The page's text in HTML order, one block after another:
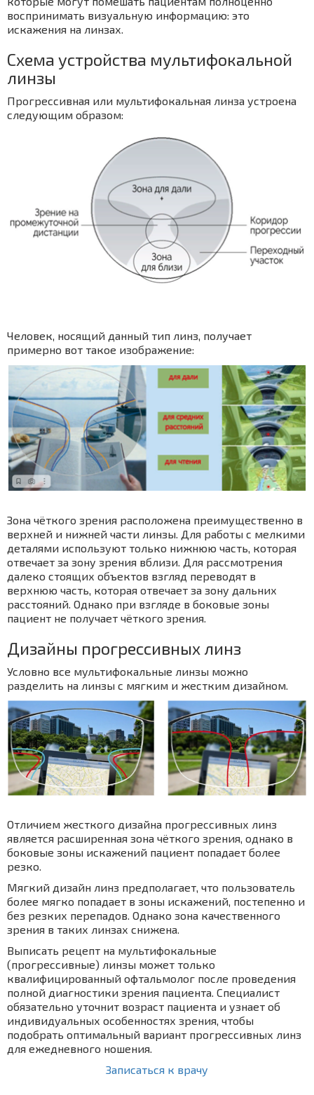
воспринимать визуальную информацию: это
искажения на линзах.
Схема устройства мультифокальной
линзы
Прогрессивная или мультифокальная линза устроена
следующим образом:
Человек, носящий данный тип линз, получает
примерно вот такое изображение:
Зона чёткого зрения расположена преимущественно в
верхней и нижней части линзы. Для работы с мелкими
деталями используют только нижнюю часть, которая
отвечает за зону зрения вблизи. Для рассмотрения
далеко стоящих объектов взгляд переводят в
верхнюю часть, которая отвечает за зону дальних
расстояний. Однако при взгляде в боковые зоны
пациент не получает чёткого зрения.
Дизайны прогрессивных линз
Условно все мультифокальные линзы можно
разделить на линзы с мягким и жестким дизайном.
Отличием жесткого дизайна прогрессивных линз
является расширенная зона чёткого зрения, однако в
боковые зоны искажений пациент попадает более
резко.
Мягкий дизайн линз предполагает, что пользователь
более мягко попадает в зоны искажений, постепенно и
без резких перепадов. Однако зона качественного
зрения в таких линзах снижена.
Выписать рецепт на мультифокальные
(прогрессивные) линзы может только
квалифицированный офтальмолог после проведения
полной диагностики зрения пациента. Специалист
обязательно уточнит возраст пациента и узнает об
индивидуальных особенностях зрения, чтобы
подобрать оптимальный вариант прогрессивных линз
для ежедневного ношения.
Записаться к врачу